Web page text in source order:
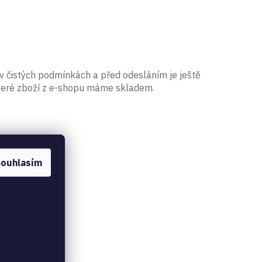
čistých podmínkách a před odesláním je ještě
zboží z e-shopu máme skladem.